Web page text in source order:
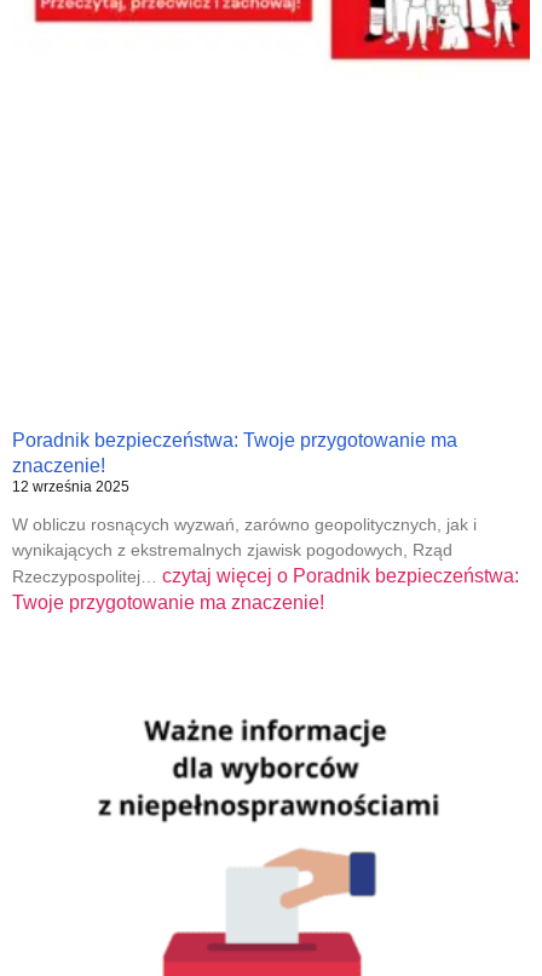
Poradnik bezpieczeństwa: Twoje przygotowanie ma
znaczenie!
12 września 2025
W obliczu rosnących wyzwań, zarówno geopolitycznych, jak i
wynikających z ekstremalnych zjawisk pogodowych, Rząd
Rzeczypospolitej… czytaj więcej o Poradnik bezpieczeństwa:
Twoje przygotowanie ma znaczenie!